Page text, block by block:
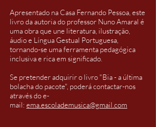
Apresentado na Casa Fernando Pessoa, este
livro da autoria do professor Nuno Amaral é
uma obra que une literatura, ilustração,
áudio e Língua Gestual Portuguesa,
tornando-se uma ferramenta pedagógica
inclusiva e rica em significado.
Se pretender adquirir o livro "Bia - a última
bolacha do pacote", poderá contactar-nos
através do e-
mail: ema.escolademusica@gmail.com